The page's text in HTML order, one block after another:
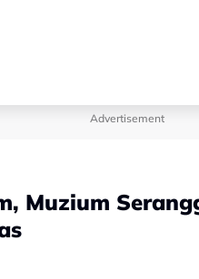
Advertisement
Muzium